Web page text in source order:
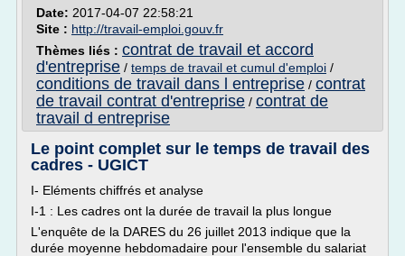
Date: 2017-04-07 22:58:21
Site : http://travail-emploi.gouv.fr
Thèmes liés : contrat de travail et accord
d'entreprise / temps de travail et cumul d'emploi /
conditions de travail dans l entreprise / contrat
de travail contrat d'entreprise / contrat de
travail d entreprise
Le point complet sur le temps de travail des
cadres - UGICT
I- Eléments chiffrés et analyse
I-1 : Les cadres ont la durée de travail la plus longue
L'enquête de la DARES du 26 juillet 2013 indique que la
durée moyenne hebdomadaire pour l'ensemble du salariat